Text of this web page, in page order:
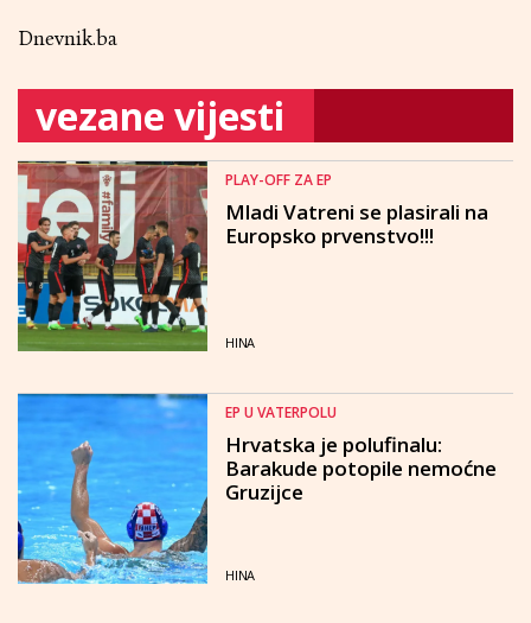
Dnevnik.ba
vezane vijesti
PLAY-OFF ZA EP
Mladi Vatreni se plasirali na
Europsko prvenstvo!!!
HINA
EP U VATERPOLU
Hrvatska je polufinalu:
Barakude potopile nemoćne
Gruzijce
HINA